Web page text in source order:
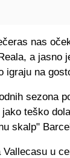
nas
a jasno
igraju na
sezona
teško
skalp"
u